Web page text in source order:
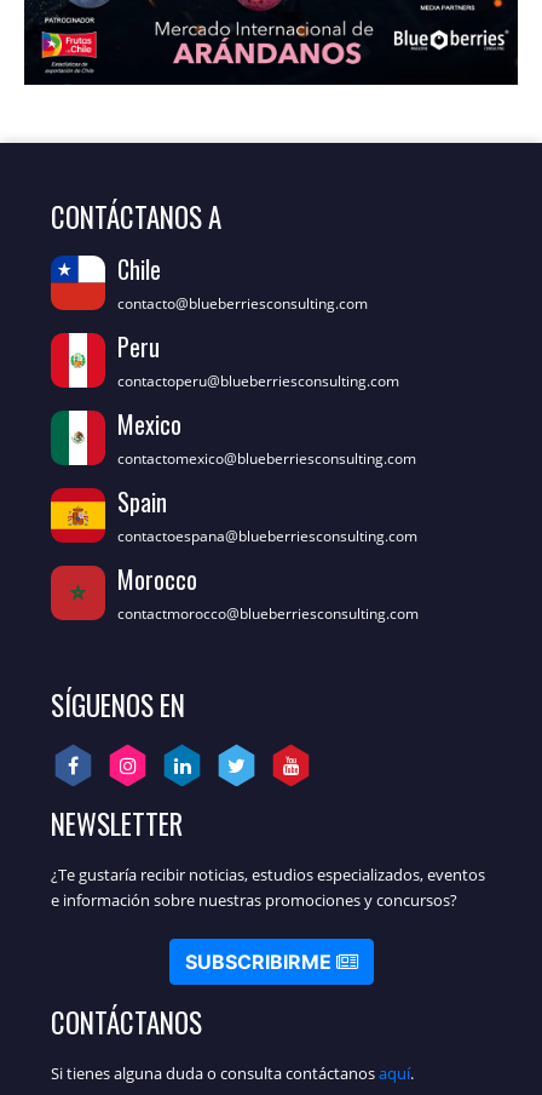
CONTÁCTANOS A
Chile
contacto@blueberriesconsulting.com
Peru
contactoperu@blueberriesconsulting.com
Mexico
contactomexico@blueberriesconsulting.com
Spain
contactoespana@blueberriesconsulting.com
Morocco
contactmorocco@blueberriesconsulting.com
SÍGUENOS EN
NEWSLETTER
¿Te gustaría recibir noticias, estudios especializados, eventos
e información sobre nuestras promociones y concursos?
SUBSCRIBIRME
CONTÁCTANOS
Si tienes alguna duda o consulta contáctanosaquí.